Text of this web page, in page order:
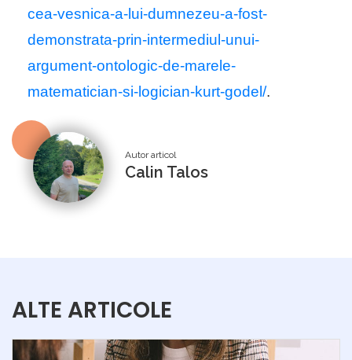
cea-vesnica-a-lui-dumnezeu-a-fost-
demonstrata-prin-intermediul-unui-
argument-ontologic-de-marele-
matematician-si-logician-kurt-godel/.
Autor articol
Calin Talos
ALTE ARTICOLE